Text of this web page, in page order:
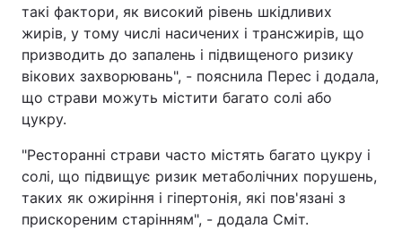
такі фактори, як високий рівень шкідливих
жирів, у тому числі насичених і трансжирів, що
призводить до запалень і підвищеного ризику
вікових захворювань", - пояснила Перес і додала,
що страви можуть містити багато солі або
цукру.
"Ресторанні страви часто містять багато цукру і
солі, що підвищує ризик метаболічних порушень,
таких як ожиріння і гіпертонія, які пов'язані з
прискореним старінням", - додала Сміт.